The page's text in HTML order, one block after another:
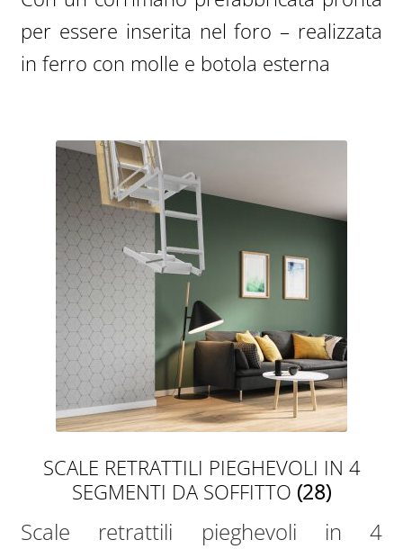
per essere inserita nel foro – realizzata
in ferro con molle e botola esterna
SCALE RETRATTILI PIEGHEVOLI IN 4
SEGMENTI DA SOFFITTO (28)
Scale retrattili pieghevoli in 4